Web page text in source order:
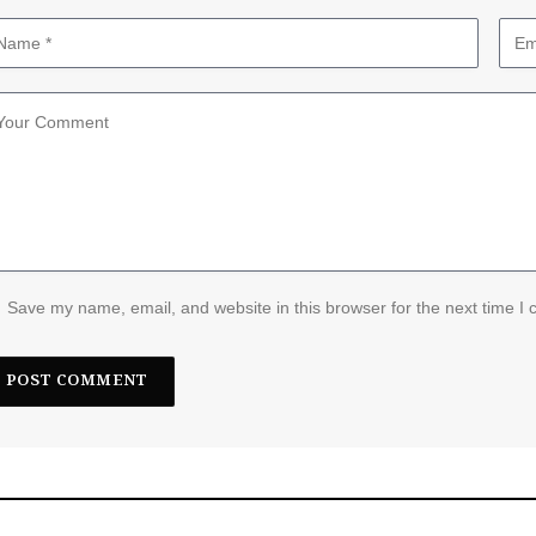
Save my name, email, and website in this browser for the next time I